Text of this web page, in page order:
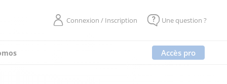
Connexion / Inscription Une question ?
Accès pro